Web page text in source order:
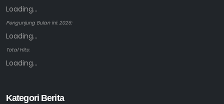
Loading...
Pengunjung Bulan ini: 2026:
Loading...
Total Hits:
Loading...
Kategori Berita